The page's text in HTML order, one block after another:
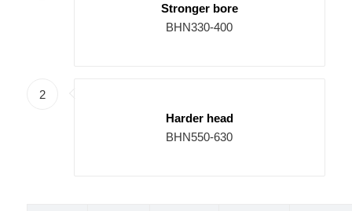
Stronger bore
BHN330-400
2
Harder head
BHN550-630